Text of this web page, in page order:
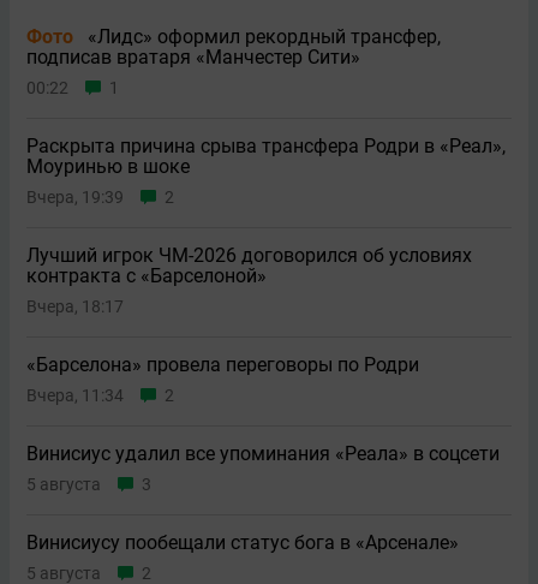
Фото
«Лидс» оформил рекордный трансфер,
подписав вратаря «Манчестер Сити»
00:22 1
Раскрыта причина срыва трансфера Родри в «Реал»,
Моуринью в шоке
Вчера, 19:39 2
Лучший игрок ЧМ-2026 договорился об условиях
контракта с «Барселоной»
Вчера, 18:17
«Барселона» провела переговоры по Родри
Вчера, 11:34 2
Винисиус удалил все упоминания «Реала» в соцсети
5 августа 3
Винисиусу пообещали статус бога в «Арсенале»
5 августа 2